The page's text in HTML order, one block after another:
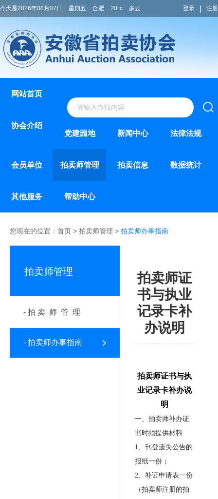
今天是2026年08月07日 星期五 合肥 20°c 多云 登录 注册
网站首页
协会介绍
党建园地
新闻中心 法律法规
会员单位 拍卖师管理 拍卖信息 数据统计
其他服务 帮助中心
您现在的位置： 首页 > 拍卖师管理 > 拍卖师办事指南
拍卖师管理
- 拍 卖 师 管 理
- 拍卖师办事指南
拍卖师证
书与执业
记录卡补
办说明
拍卖师证书与执
业记录卡补办说
明
一、拍卖师补办证
书时须提供材料
1
、刊登遗失公告的
报纸一份；
2 、补证申请表一份
（拍卖师注册的拍